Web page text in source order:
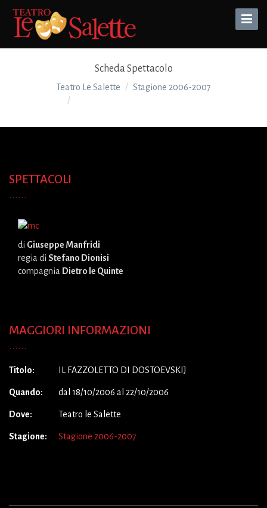
Toggle
Scheda Spettacolo
Teatro Le Salette
Stagione 2006-2007
SPETTACOLI
di Giuseppe Manfridi
regia di Stefano Dionisi
compagnia Dietro le Quinte
MAGGIORI INFORMAZIONI
Titolo: IL FAZZOLETTO DI DOSTOEVSKIJ
Quando: dal 18/10/2006 al 22/10/2006
Dove: Teatro le Salette
Stagione: Stagione 2006-2007